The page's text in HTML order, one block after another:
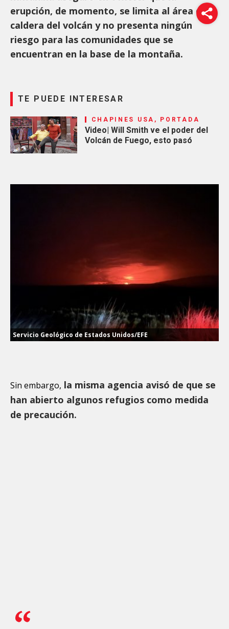
erupción, de momento, se limita al área de la
caldera del volcán y no presenta ningún
riesgo para las comunidades que se
encuentran en la base de la montaña.
TE PUEDE INTERESAR
CHAPINES USA, PORTADA
Video| Will Smith ve el poder del
Volcán de Fuego, esto pasó
Servicio Geológico de Estados Unidos/EFE
Sin embargo, la misma agencia avisó de que se
han abierto algunos refugios como medida
de precaución.